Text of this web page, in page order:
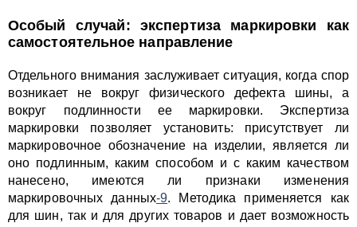
Особый случай: экспертиза маркировки как
самостоятельное направление
Отдельного внимания заслуживает ситуация, когда спор
возникает не вокруг физического дефекта шины, а
вокруг подлинности ее маркировки. Экспертиза
маркировки позволяет установить: присутствует ли
маркировочное обозначение на изделии, является ли
оно подлинным, каким способом и с каким качеством
нанесено, имеются ли признаки изменения
маркировочных данных-9. Методика применяется как
для шин, так и для других товаров и дает возможность